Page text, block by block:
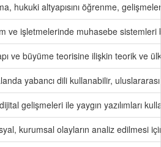
hukuki altyapısını öğrenme,
ve işletmelerinde muhasebe sistemleri
ve büyüme teorisine ilişkin teorik ve
yabancı dili kullanabilir,
gelişmeleri ile yaygın yazılımları
kurumsal olayların analiz edilmesi